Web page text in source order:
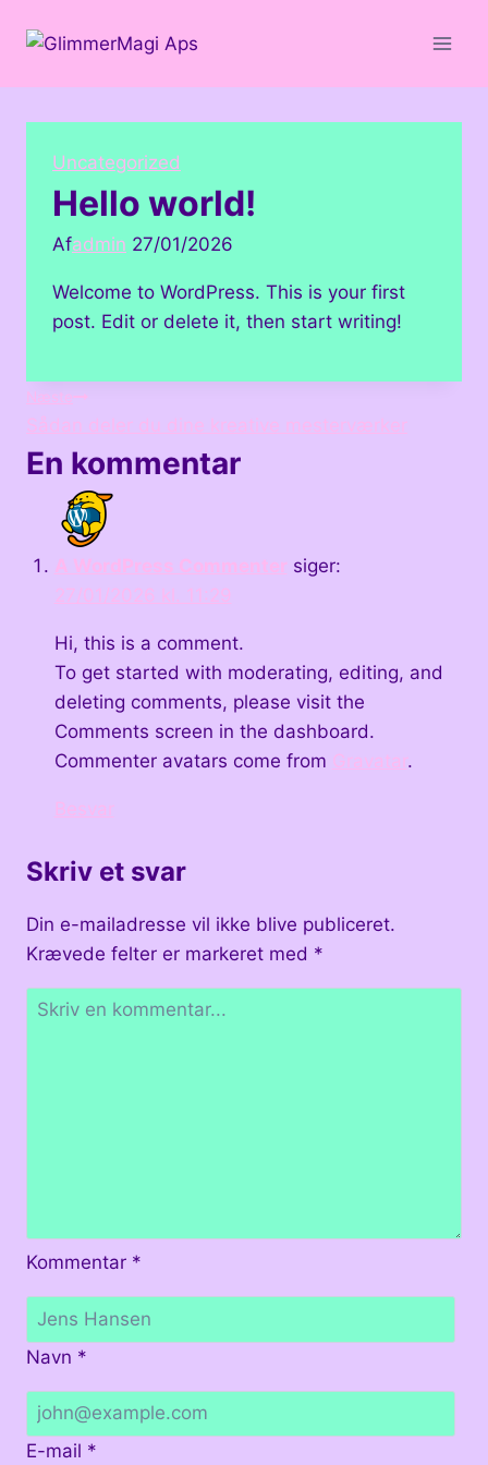
Uncategorized
Hello world!
Afadmin 27/01/2026
Welcome to WordPress. This is your first
post. Edit or delete it, then start writing!
Indlægsnavigation
Næste
Sådan deler du dine kreative mesterværker
En kommentar
A WordPress Commenter siger:
27/01/2026 kl. 11:29
Hi, this is a comment.
To get started with moderating, editing, and
deleting comments, please visit the
Comments screen in the dashboard.
Commenter avatars come from Gravatar.
Besvar
Skriv et svar
Din e-mailadresse vil ikke blive publiceret.
Krævede felter er markeret med *
Kommentar *
Navn *
E-mail *